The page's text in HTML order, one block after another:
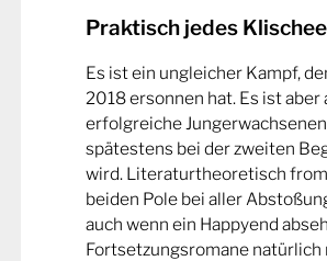
Praktisch jedes
Es ist ein ungleicher Kampf,
2018 ersonnen hat. Es ist
erfolgreiche
spätestens bei der zweiten
wird. Literaturtheoretisch
beiden Pole bei aller
auch wenn ein Happyend
Fortsetzungsromane